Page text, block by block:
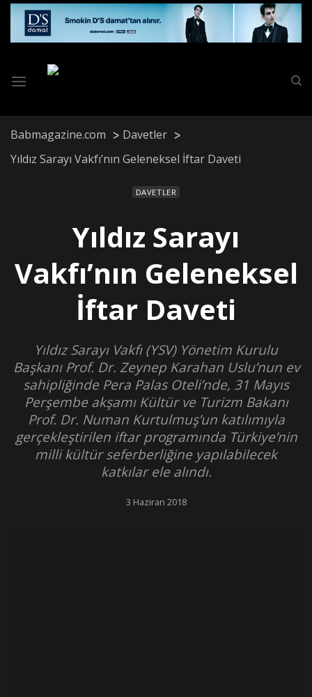
Skip
content
Babmagazine.com
Davetler
Yıldız Sarayı Vakfı’nın Geleneksel İftar Daveti
DAVETLER
Yıldız Sarayı
Vakfı’nın Geleneksel
İftar Daveti
Yıldız Sarayı Vakfı (YSV) Yönetim Kurulu
Başkanı Prof. Dr. Zeynep Karahan Uslu’nun ev
sahipliğinde Pera Palas Oteli’nde, 31 Mayıs
Perşembe akşamı Kültür ve Turizm Bakanı
Prof. Dr. Numan Kurtulmuş’un katılımıyla
gerçekleştirilen iftar programında Türkiye’nin
milli kültür seferberliğine yapılabilecek
katkılar ele alındı.
3 Haziran 2018